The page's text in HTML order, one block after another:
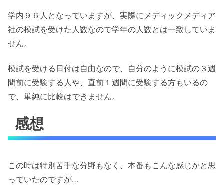
学内９６人となっていますが、実際にメディックメディア
社の模試を受けた人数なので学年の人数とは一致していま
せん。
模試を受ける日付は自由なので、自分のように模試の３週
間前に受験する人や、直前１週間に受験する方もいるの
で、単純に比較はできません。
感想
この時は特別苦手な分野もなく、本番もこんな感じかと思
っていたのですが…